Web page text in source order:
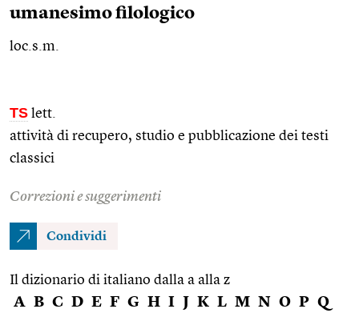
umanesimo filologico
loc.s.m.
TS lett.
attività di recupero, studio e pubblicazione dei testi
classici
Correzioni e suggerimenti
Condividi
Il dizionario di italiano dalla a alla z
A B C D E F G H I J K L M N O P Q